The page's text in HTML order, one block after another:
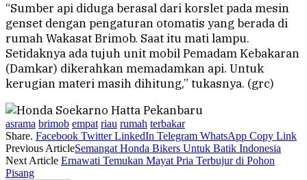
“Sumber api diduga berasal dari korslet pada mesin
genset dengan pengaturan otomatis yang berada di
rumah Wakasat Brimob. Saat itu mati lampu.
Setidaknya ada tujuh unit mobil Pemadam Kebakaran
(Damkar) dikerahkan memadamkan api. Untuk
kerugian materi masih dihitung,” tukasnya. (grc)
asrama brimob empat riau rumah terbakar
Share. Facebook Twitter LinkedIn Telegram WhatsApp Copy Link
Previous ArticleSemangat Honda Bikers Untuk Batik Indonesia
Next Article Ernawati Temukan Mayat Pria Terbujur di Pohon
Pisang